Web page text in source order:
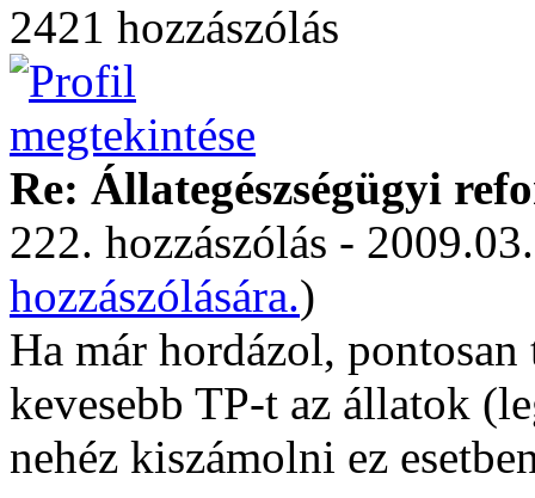
2421 hozzászólás
Re: Állategészségügyi
222. hozzászólás -
hozzászólására.)
Ha már hordázol,
kevesebb TP-t az állatok
nehéz kiszámolni ez